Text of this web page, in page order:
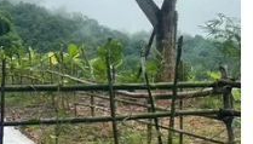
TÁM, KHÚC THANH
định sử dụng